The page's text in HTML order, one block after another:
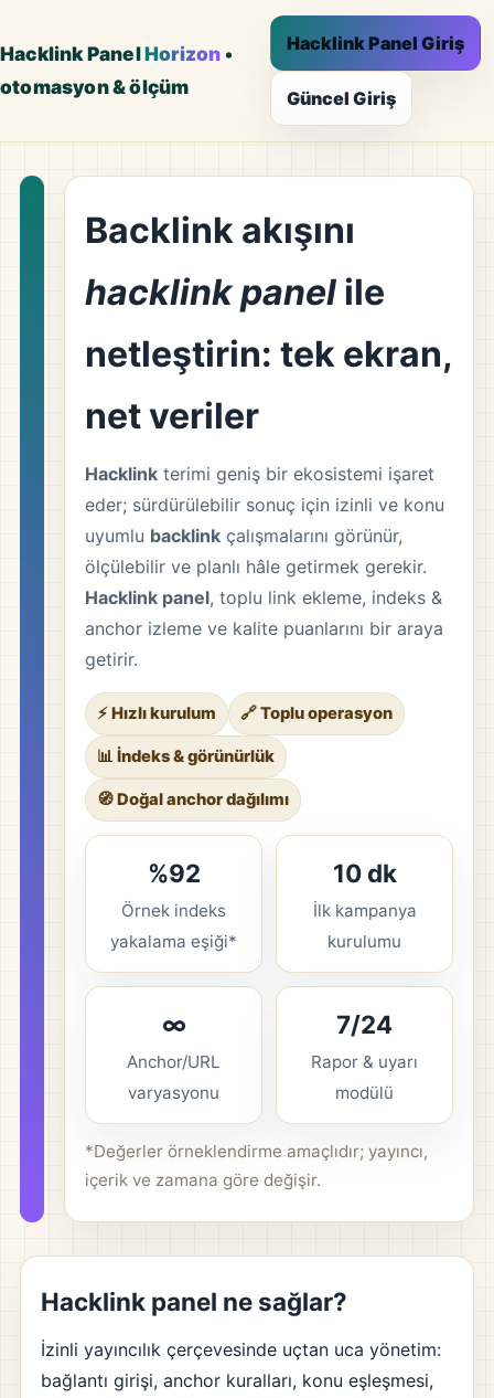
Hacklink PanelHorizon•
otomasyon & ölçüm
Hacklink Panel Giriş
Güncel Giriş
Backlink akışını
hacklink panel ile
netleştirin: tek ekran,
net veriler
Hacklink terimi geniş bir ekosistemi işaret
eder; sürdürülebilir sonuç için izinli ve konu
uyumlu backlink çalışmalarını görünür,
ölçülebilir ve planlı hâle getirmek gerekir.
Hacklink panel, toplu link ekleme, indeks &
anchor izleme ve kalite puanlarını bir araya
getirir.
⚡ Hızlı kurulum 🔗 Toplu operasyon
📊 İndeks & görünürlük
🧭 Doğal anchor dağılımı
%92
Örnek indeks
yakalama eşiği*
10 dk
İlk kampanya
kurulumu
∞
Anchor/URL
varyasyonu
7/24
Rapor & uyarı
modülü
*Değerler örneklendirme amaçlıdır; yayıncı,
içerik ve zamana göre değişir.
Hacklink panel ne sağlar?
İzinli yayıncılık çerçevesinde uçtan uca yönetim:
bağlantı girişi, anchor kuralları, konu eşleşmesi,